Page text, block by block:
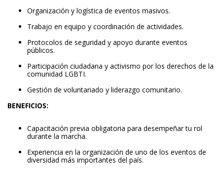
Organización y logística de eventos masivos.
Trabajo en equipo y coordinación de actividades.
Protocolos de seguridad y apoyo durante eventos
públicos.
Participación ciudadana y activismo por los derechos de la
comunidad LGBTI.
Gestión de voluntariado y liderazgo comunitario.
BENEFICIOS:
Capacitación previa obligatoria para desempeñar tu rol
durante la marcha.
Experiencia en la organización de uno de los eventos de
diversidad más importantes del país.